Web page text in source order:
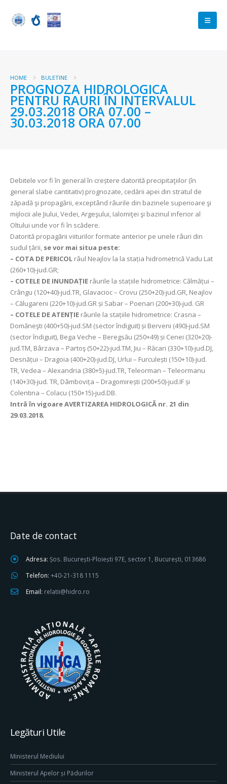
HOME BULETINE
PROGNOZA HIDROLOGICA
PENTRU RAURI ÎN INTERVALUL
29.03.2018 ORA 07.00 –
30.03.2018 ORA 07.00
Debitele vor fi în general în creștere datorită precipitaţiilor (în
general slabe cantitativ) prognozate, cedării apei din stratul de
zăpadă şi propagării, exceptând râurile din bazinele superioare şi
mijlocii ale Jiului, Vedei, Argeşului, Ialomiţei şi bazinul inferior al
Oltului unde vor fi în scădere.
Datorită propagării viiturilor formate anterior pe unele râuri din
sudul țării, se vor mai situa peste:
– COTA DE PERICOL râul Neajlov la la stația hidrometrică Vadu Lat
(260+10)-jud.GR;
– COTELE DE INUNDAȚIE râurile la stațiile hidrometrice: Călmățui –
Crângu (120+40)-jud.TR, Glavacioc – Crovu (250+20)-jud.GR, Neajlov
– Călugareni (220+10)-jud.GR și Sabar – Poenari (200+30)-jud. GR
– COTELE DE ATENȚIE râurile la stațiile hidrometrice: Crasna –
Domăneşti (400+50)-jud.SM (sector îndiguit) și Berveni (490)-jud.SM
(sector îndiguit), Bega Veche – Beregsău (250+49) și Cenei (320+20)-
jud.TM, Bârzava – Partoş (50+22)-jud.TM, Jiu – Răcari (330+10)-jud.DJ,
Desnățui – Dragoia (400+20)-jud.DJ, Urlui – Furculești (150+10)-jud.
TR, Vedea – Alexandria (380+5)-jud.TR, Teleorman – Teleormanu
(140+30)-jud. TR, Dâmbovița – Dragomirești (200+50)-jud.IF și
Colentina – Colacu (150+15)-jud.DB.
Intră în vigoare AVERTIZAREA HIDROLOGICĂ nr. 21 din
29.03.2018.
Date de contact
Adresa: Șos. București-Ploiești 97E, sector 1, București, 013686
Telefon: +40-21-318 1115
Email: relatii@hidro.ro
Legături Utile
Ministerul Mediului
Ministerul Apelor și Pădurilor